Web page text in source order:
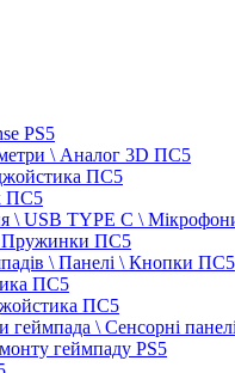
PS5
\ Аналог 3D ПС5
ПС5
ПС5
\ USB TYPE C \
Пружинки ПС5
\ Панелі \ Кнопки ПС5
ПС5
ПС5
геймпада \ Сенсорні
геймпаду PS5